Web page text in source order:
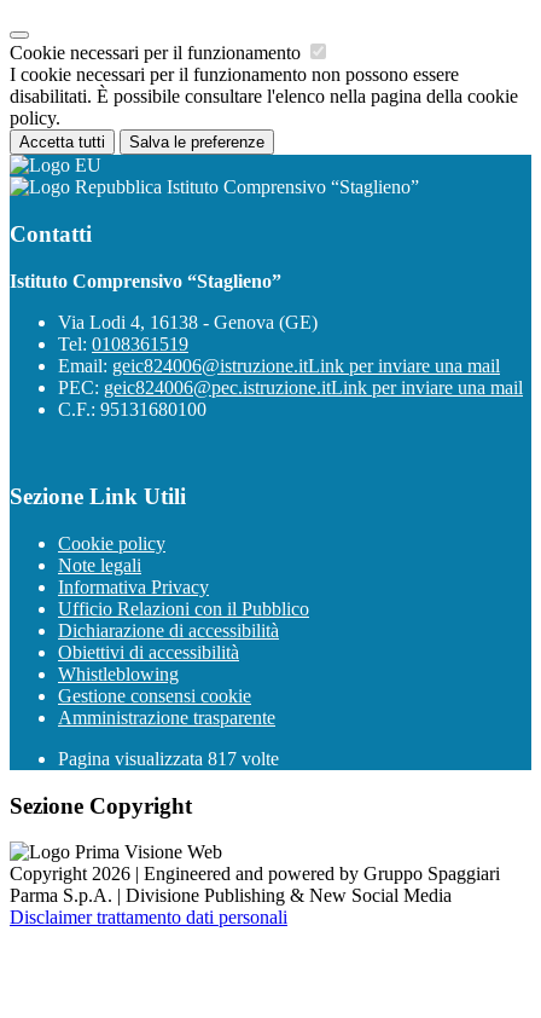
Cookie necessari per il funzionamento
I cookie necessari per il funzionamento non possono essere
disabilitati. È possibile consultare l'elenco nella pagina della cookie
policy.
Accetta tutti Salva le preferenze
Istituto Comprensivo “Staglieno”
Contatti
Istituto Comprensivo “Staglieno”
Via Lodi 4, 16138 - Genova (GE)
Tel: 0108361519
Email: geic824006@istruzione.itLink per inviare una mail
PEC: geic824006@pec.istruzione.itLink per inviare una mail
C.F.: 95131680100
Sezione Link Utili
Cookie policy
Note legali
Informativa Privacy
Ufficio Relazioni con il Pubblico
Dichiarazione di accessibilità
Obiettivi di accessibilità
Whistleblowing
Gestione consensi cookie
Amministrazione trasparente
Pagina visualizzata 817 volte
Sezione Copyright
Copyright 2026 | Engineered and powered by Gruppo Spaggiari
Parma S.p.A. | Divisione Publishing & New Social Media
Disclaimer trattamento dati personali